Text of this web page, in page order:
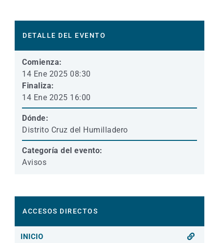
DETALLE DEL EVENTO
Comienza:
14 Ene 2025 08:30
Finaliza:
14 Ene 2025 16:00
Dónde:
Distrito Cruz del Humilladero
Categoría del evento:
Avisos
ACCESOS DIRECTOS
INICIO